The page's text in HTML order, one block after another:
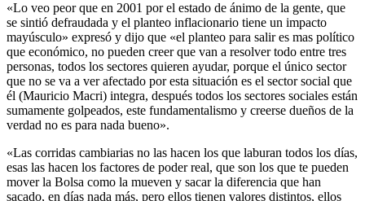
«Lo veo peor que en 2001 por el estado de ánimo de la gente, que
se sintió defraudada y el planteo inflacionario tiene un impacto
mayúsculo» expresó y dijo que «el planteo para salir es mas político
que económico, no pueden creer que van a resolver todo entre tres
personas, todos los sectores quieren ayudar, porque el único sector
que no se va a ver afectado por esta situación es el sector social que
él (Mauricio Macri) integra, después todos los sectores sociales están
sumamente golpeados, este fundamentalismo y creerse dueños de la
verdad no es para nada bueno».
«Las corridas cambiarias no las hacen los que laburan todos los días,
esas las hacen los factores de poder real, que son los que te pueden
mover la Bolsa como la mueven y sacar la diferencia que han
sacado, en días nada más, pero ellos tienen valores distintos, ellos